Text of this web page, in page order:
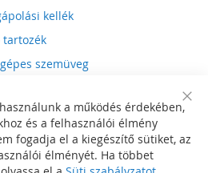
kellék
tartozék
szemüveg
lejátszó
Bar
a működés érdekében,
és a felhasználói élmény
fogadja el a kiegészítő sütiket, az
élményét. Ha többet